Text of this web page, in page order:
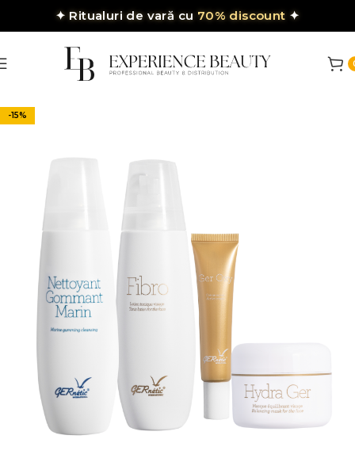
✦ Ritualuri de vară cu 70% discount ✦
-15%